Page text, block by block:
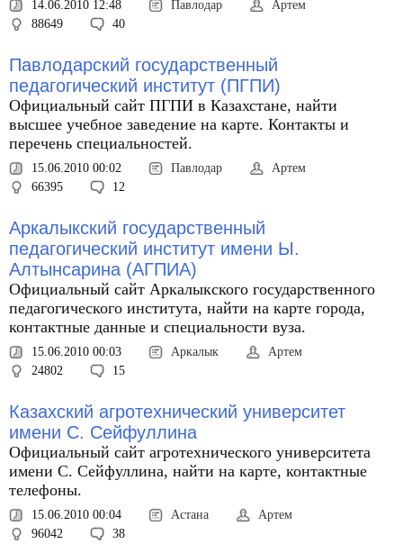
14.06.2010 12:48 Павлодар
Артем
88649
40
Павлодарский государственный
педагогический институт (ПГПИ)
Официальный сайт ПГПИ в Казахстане, найти
высшее учебное заведение на карте. Контакты и
перечень специальностей.
15.06.2010 00:02 Павлодар
Артем
66395
12
Аркалыкский государственный
педагогический институт имени Ы.
Алтынсарина (АГПИА)
Официальный сайт Аркалыкского государственного
педагогического института, найти на карте города,
контактные данные и специальности вуза.
15.06.2010 00:03 Аркалык
Артем
24802
15
Казахский агротехнический университет
имени С. Сейфуллина
Официальный сайт агротехнического университета
имени С. Сейфуллина, найти на карте, контактные
телефоны.
15.06.2010 00:04 Астана
Артем
96042
38